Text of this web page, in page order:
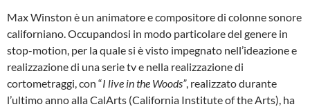
Max Winston è un animatore e compositore di colonne sonore
californiano. Occupandosi in modo particolare del genere in
stop-motion, per la quale si è visto impegnato nell’ideazione e
realizzazione di una serie tv e nella realizzazione di
cortometraggi, con “I live in the Woods”, realizzato durante
l’ultimo anno alla CalArts (California Institute of the Arts), ha